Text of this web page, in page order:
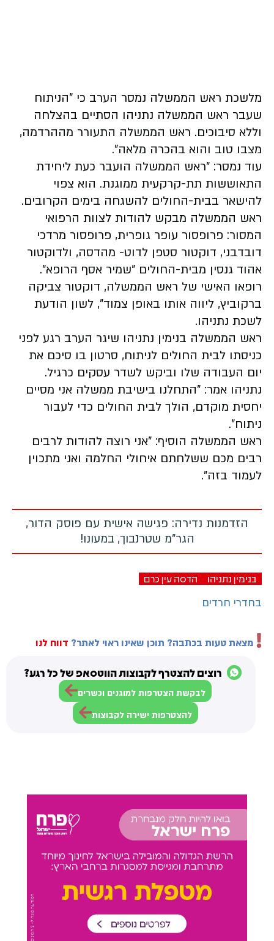
מלשכת ראש הממשלה נמסר הערב כי "הניתוח
שעבר ראש הממשלה נתניהו הסתיים בהצלחה
וללא סיבוכים. ראש הממשלה התעורר מההרדמה,
מצבו טוב והוא בהכרה מלאה".
עוד נמסר: "ראש הממשלה הועבר כעת ליחידת
התאוששות תת-קרקעית ממוגנת. הוא צפוי
להישאר בבית-החולים להשגחה בימים הקרובים.
ראש הממשלה מבקש להודות לצוות הרפואי
המסור: פרופסור עופר גופרית, פרופסור מרדכי
דובדבני, דוקטור סטפן לדוט- מהדסה, ולדוקטור
אהוד גנסין מבית-החולים ״שמיר אסף הרופא״.
רופאו האישי של ראש הממשלה, דוקטור צביקה
ברקוביץ, ליווה אותו באופן צמוד", לשון הודעת
לשכת נתניהו.
ראש הממשלה בנימין נתניהו שיגר הערב רגע לפני
כניסתו לבית החולים לניתוח, סרטון בו סיכם את
יום העבודה שלו וביקש לשדר עסקים כרגיל.
נתניהו אמר: "התחלנו בישיבת ממשלה אני מסיים
יחסית מוקדם, הולך לבית החולים כדי לעבור
ניתוח".
ראש הממשלה הוסיף: "אני רוצה להודות לרבים
רבים מכם ששלחתם איחולי החלמה ואני מתכוין
לעמוד בזה".
הזדמנות נדירה: פגישה אישית עם פוסק הדור,
הגר"מ שטרנבוך, במעונו!
בנימין נתניהו הדסה עין כרם
בחדרי חרדים
מצאת טעות בכתבה? תוכן שאינו ראוי לאתר? דווח לנו
רוצים להצטרף לקבוצות הווטסאפ של כל רגע?
לבקשת הצטרפות למוגנים וכשרים
להצטרפות ישירה לקבוצות